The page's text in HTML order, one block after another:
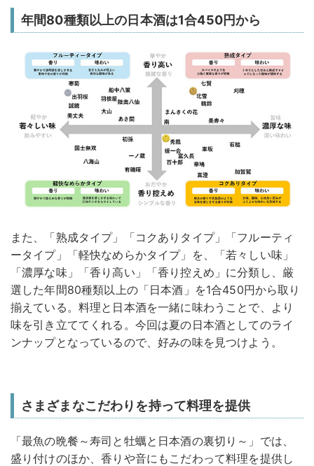
年間80種類以上の日本酒は1合450円から
また、「熟成タイプ」「コクありタイプ」「フルーティ
ータイプ」「軽快なめらかタイプ」を、「若々しい味」
「濃厚な味」「香り高い」「香り控えめ」に分類し、厳
選した年間80種類以上の「日本酒」を1合450円から取り
揃えている。料理と日本酒を一緒に味わうことで、より
味を引き立ててくれる。今回は夏の日本酒としてのライ
ンナップとなっているので、好みの味を見つけよう。
さまざまなこだわりを持って料理を提供
「最魚の晩餐～寿司と牡蠣と日本酒の裏切り～」では、
盛り付けのほか、香りや音にもこだわって料理を提供し